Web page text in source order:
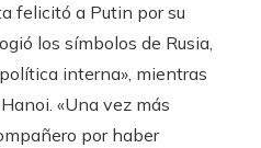
felicitó a Putin por su
los símbolos de Rusia,
interna», mientras
«Una vez más
por haber